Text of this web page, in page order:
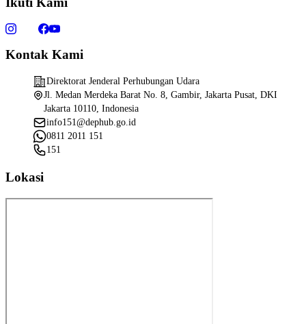
Kontak Kami
Direktorat Jenderal Perhubungan Udara
Jl. Medan Merdeka Barat No. 8, Gambir, Jakarta Pusat, DKI
Jakarta 10110, Indonesia
info151@dephub.go.id
0811 2011 151
151
Lokasi